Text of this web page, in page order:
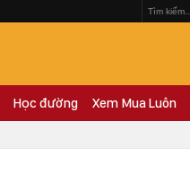
Học đường Xem Mua Luôn